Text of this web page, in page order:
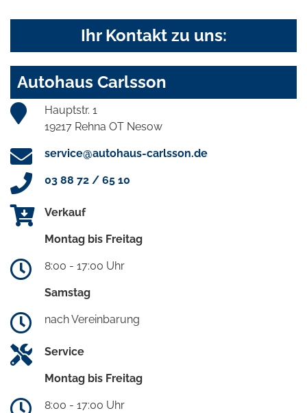
Ihr Kontakt zu uns:
Autohaus Carlsson
Hauptstr. 1
19217 Rehna OT Nesow
service@autohaus-carlsson.de
03 88 72 / 65 10
Verkauf
Montag bis Freitag
8:00 - 17:00 Uhr
Samstag
nach Vereinbarung
Service
Montag bis Freitag
8:00 - 17:00 Uhr